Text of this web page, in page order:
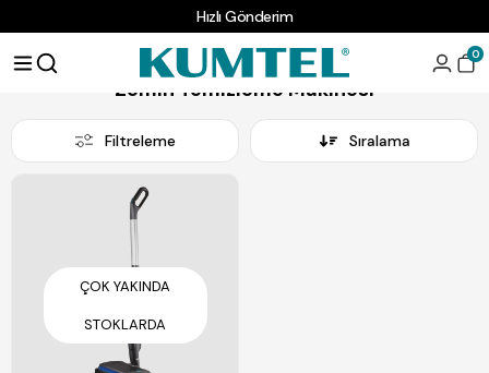
Hızlı Gönderim
0
Anasayfa Temizlik Ürünleri Zemin Temizleme Makinesi
Zemin Temizleme Makinesi
Filtreleme Sıralama
ÇOK YAKINDA
STOKLARDA